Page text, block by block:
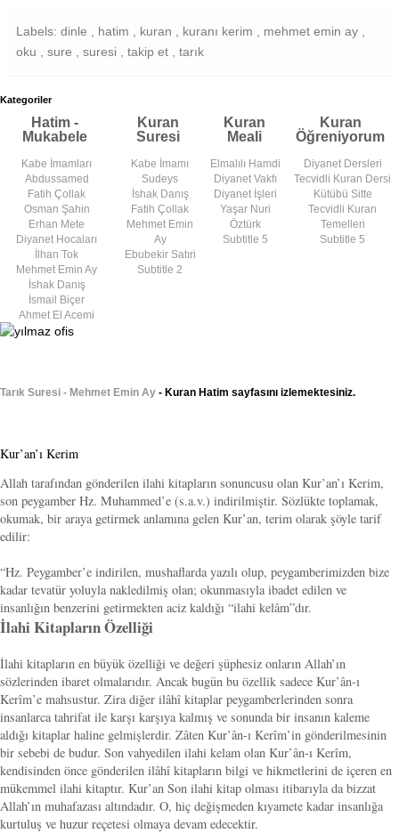
Labels: dinle , hatim , kuran , kuranı kerim , mehmet emin ay ,
oku , sure , suresi , takip et , tarık
Kategoriler
Hatim -
Mukabele
Kuran
Suresi
Kuran
Meali
Kuran
Öğreniyorum
Kabe İmamları
Abdussamed
Fatih Çollak
Osman Şahin
Erhan Mete
Diyanet Hocaları
İlhan Tok
Mehmet Emin Ay
İshak Danış
İsmail Biçer
Ahmet El Acemi
Kabe İmamı
Sudeys
İshak Danış
Fatih Çollak
Mehmet Emin
Ay
Ebubekir Satıri
Subtitle 2
Elmalılı Hamdi
Diyanet Vakfı
Diyanet İşleri
Yaşar Nuri
Öztürk
Subtitle 5
Diyanet Dersleri
Tecvidli Kuran Dersi
Kütübü Sitte
Tecvidli Kuran
Temelleri
Subtitle 5
Tarık Suresi - Mehmet Emin Ay - Kuran Hatim sayfasını izlemektesiniz.
Kur’an’ı Kerim
Allah tarafından gönderilen ilahi kitapların sonuncusu olan Kur’an’ı Kerim,
son peygamber Hz. Muhammed’e (s.a.v.) indirilmiştir. Sözlükte toplamak,
okumak, bir araya getirmek anlamına gelen Kur’an, terim olarak şöyle tarif
edilir:
“Hz. Peygamber’e indirilen, mushaflarda yazılı olup, peygamberimizden bize
kadar tevatür yoluyla nakledilmiş olan; okunmasıyla ibadet edilen ve
insanlığın benzerini getirmekten aciz kaldığı “ilahi kelâm”dır.
İlahi Kitapların Özelliği
İlahi kitapların en büyük özelliği ve değeri şüphesiz onların Allah’ın
sözlerinden ibaret olmalarıdır. Ancak bugün bu özellik sadece Kur’ân-ı
Kerîm’e mahsustur. Zira diğer ilâhî kitaplar peygamberlerinden sonra
insanlarca tahrifat ile karşı karşıya kalmış ve sonunda bir insanın kaleme
aldığı kitaplar haline gelmişlerdir. Zâten Kur’ân-ı Kerîm’in gönderilmesinin
bir sebebi de budur. Son vahyedilen ilahi kelam olan Kur’ân-ı Kerîm,
kendisinden önce gönderilen ilâhî kitapların bilgi ve hikmetlerini de içeren en
mükemmel ilahi kitaptır. Kur’an Son ilahi kitap olması itibarıyla da bizzat
Allah’ın muhafazası altındadır. O, hiç değişmeden kıyamete kadar insanlığa
kurtuluş ve huzur reçetesi olmaya devam edecektir.